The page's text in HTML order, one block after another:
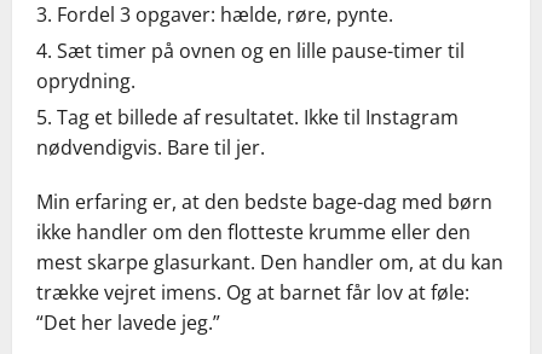
Fordel 3 opgaver: hælde, røre, pynte.
Sæt timer på ovnen og en lille pause-timer til
oprydning.
Tag et billede af resultatet. Ikke til Instagram
nødvendigvis. Bare til jer.
Min erfaring er, at den bedste bage-dag med børn
ikke handler om den flotteste krumme eller den
mest skarpe glasurkant. Den handler om, at du kan
trække vejret imens. Og at barnet får lov at føle:
“Det her lavede jeg.”